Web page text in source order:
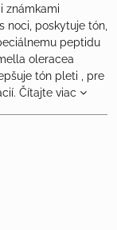
známkami
noci, poskytuje tón,
peptidu
oleracea
tón pleti , pre
Čítajte viac